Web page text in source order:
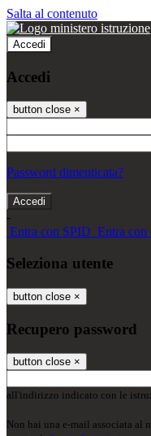
Salta al contenuto
Accedi
Accedi
button close ×
Password dimenticata?
-
Entra con SPID Entra con
Seleziona utente
button close ×
Recupero password
button close ×
all'indirizzo indicato con le
Non hai una e-mail associata al